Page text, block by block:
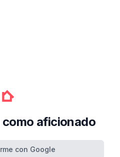
como aficionado
con Google